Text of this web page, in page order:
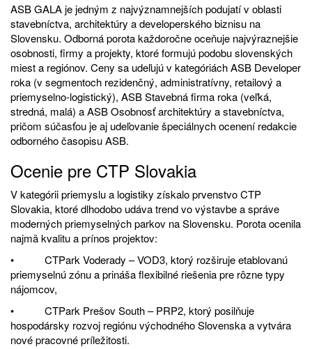
ASB GALA je jedným z najvýznamnejších podujatí v oblasti
stavebníctva, architektúry a developerského biznisu na
Slovensku. Odborná porota každoročne oceňuje najvýraznejšie
osobnosti, firmy a projekty, ktoré formujú podobu slovenských
miest a regiónov. Ceny sa udeľujú v kategóriách ASB Developer
roka (v segmentoch rezidenčný, administratívny, retailový a
priemyselno-logistický), ASB Stavebná firma roka (veľká,
stredná, malá) a ASB Osobnosť architektúry a stavebníctva,
pričom súčasťou je aj udeľovanie špeciálnych ocenení redakcie
odborného časopisu ASB.
Ocenie pre CTP Slovakia
V kategórii priemyslu a logistiky získalo prvenstvo CTP
Slovakia, ktoré dlhodobo udáva trend vo výstavbe a správe
moderných priemyselných parkov na Slovensku. Porota ocenila
najmä kvalitu a prínos projektov:
• CTPark Voderady – VOD3, ktorý rozširuje etablovanú
priemyselnú zónu a prináša flexibilné riešenia pre rôzne typy
nájomcov,
• CTPark Prešov South – PRP2, ktorý posilňuje
hospodársky rozvoj regiónu východného Slovenska a vytvára
nové pracovné príležitosti.